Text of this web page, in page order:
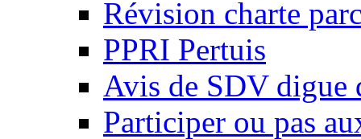
Révision charte
PPRI Pertuis
Avis de SDV digue
Participer ou pas